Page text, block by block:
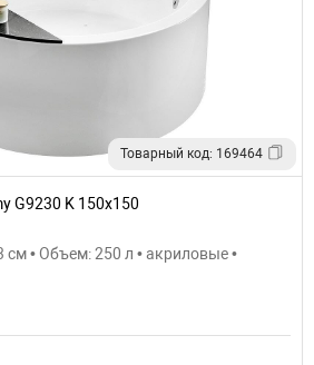
Товарный код: 169464
G9230 K 150х150
• Объем: 250 л • акриловые •